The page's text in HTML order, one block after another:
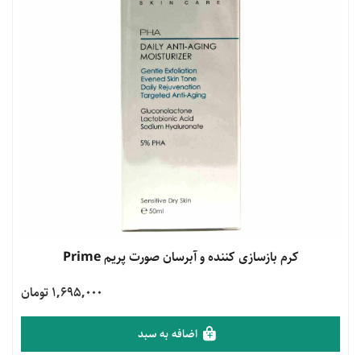
مشاهده محصول
کرم بازسازی کننده و آبرسان صورت پریم Prime
1,695,000 تومان
اضافه به سبد